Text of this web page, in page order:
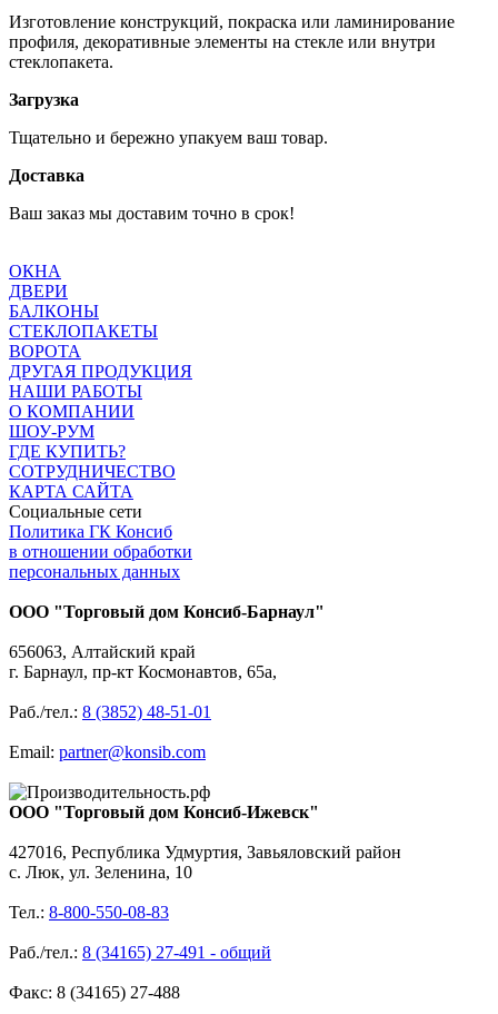
Изготовление конструкций, покраска или ламинирование
профиля, декоративные элементы на стекле или внутри
стеклопакета.
Загрузка
Тщательно и бережно упакуем ваш товар.
Доставка
Ваш заказ мы доставим точно в срок!
ОКНА
ДВЕРИ
БАЛКОНЫ
СТЕКЛОПАКЕТЫ
ВОРОТА
ДРУГАЯ ПРОДУКЦИЯ
НАШИ РАБОТЫ
О КОМПАНИИ
ШОУ-РУМ
ГДЕ КУПИТЬ?
СОТРУДНИЧЕСТВО
КАРТА САЙТА
Социальные сети
Политика ГК Консиб
в отношении обработки
персональных данных
ООО "Торговый дом Консиб-Барнаул"
656063, Алтайский край
г. Барнаул, пр-кт Космонавтов, 65а,
Раб./тел.: 8 (3852) 48-51-01
Email: partner@konsib.com
ООО "Торговый дом Консиб-Ижевск"
427016, Республика Удмуртия, Завьяловский район
с. Люк, ул. Зеленина, 10
Тел.: 8-800-550-08-83
Раб./тел.: 8 (34165) 27-491 - общий
Факс: 8 (34165) 27-488